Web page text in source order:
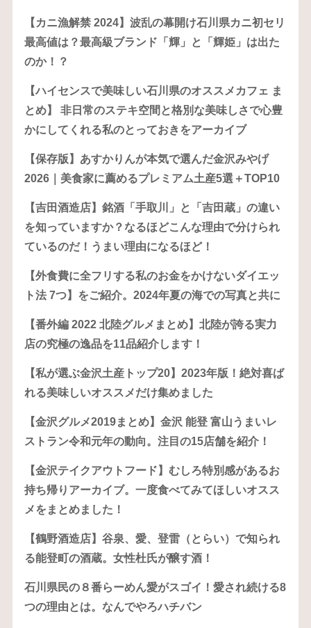
【カニ漁解禁 2024】波乱の幕開け石川県カニ初セリ
最高値は？最高級ブランド「輝」と「輝姫」は出た
のか！？
【ハイセンスで美味しい石川県のオススメカフェ ま
とめ】 非日常のステキ空間と格別な美味しさで心豊
かにしてくれる私のとっておきをアーカイブ
【保存版】あすかりんが本気で選んだ金沢みやげ
2026｜美食家に薦めるプレミアム土産5選＋TOP10
【吉田酒造店】銘酒「手取川」と「吉田蔵」の違い
を知っていますか？なるほどこんな理由で分けられ
ているのだ！うまい理由になるほど！
【外食費に全フリする私のお金をかけないダイエッ
ト法 7つ】をご紹介。2024年夏の海での写真と共に
【番外編 2022 北陸グルメまとめ】北陸が誇る実力
店の究極の逸品を11品紹介します！
【私が選ぶ金沢土産トップ20】2023年版！絶対喜ば
れる美味しいオススメだけ集めました
【金沢グルメ2019まとめ】金沢 能登 富山うまいレ
ストラン令和元年の動向。注目の15店舗を紹介！
【金沢テイクアウトフード】むしろ特別感があるお
持ち帰りアーカイブ。一度食べてみてほしいオスス
メをまとめました！
【鶴野酒造店】谷泉、愛、登雷（とらい）で知られ
る能登町の酒蔵。女性杜氏が醸す酒！
石川県民の８番らーめん愛がスゴイ！愛され続ける8
つの理由とは。なんでやろハチバン